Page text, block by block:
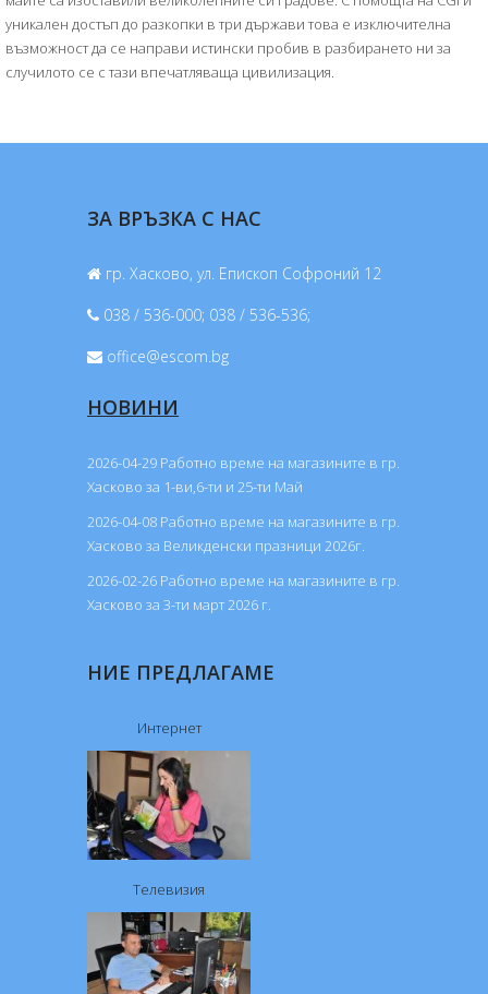
уникален достъп до разкопки в три държави това е изключителна
възможност да се направи истински пробив в разбирането ни за
случилото се с тази впечатляваща цивилизация.
ЗА ВРЪЗКА С НАС
гр. Хасково, ул. Епископ Софроний 12
038 / 536-000; 038 / 536-536;
office@escom.bg
НОВИНИ
2026-04-29 Работно време на магазините в гр.
Хасково за 1-ви,6-ти и 25-ти Май
2026-04-08 Работно време на магазините в гр.
Хасково за Великденски празници 2026г.
2026-02-26 Работно време на магазините в гр.
Хасково за 3-ти март 2026 г.
НИЕ ПРЕДЛАГАМЕ
Интернет
Телевизия